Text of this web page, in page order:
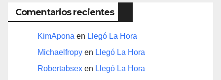
Comentarios recientes
KimApona en Llegó La Hora
Michaelfropy en Llegó La Hora
Robertabsex en Llegó La Hora